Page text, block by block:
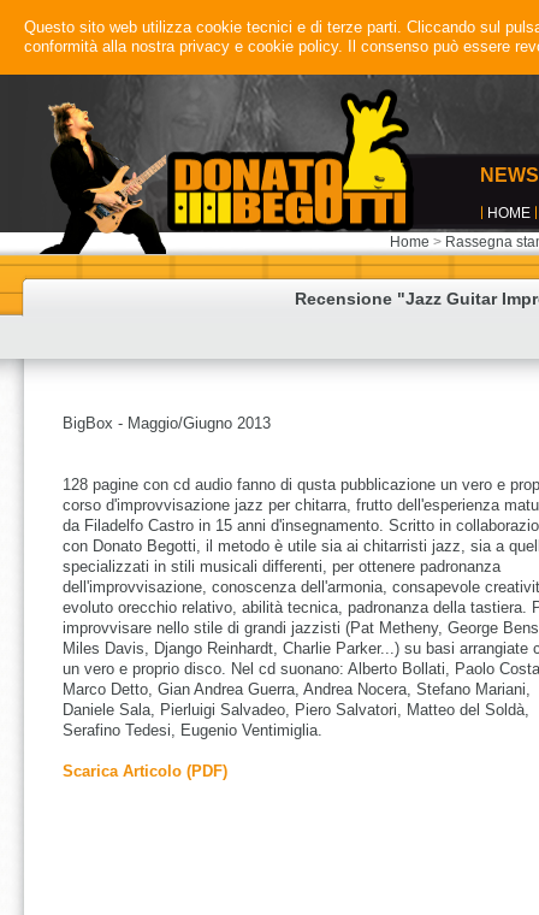
Questo sito web utilizza cookie tecnici e di terze parti. Cliccando sul
conformità alla nostra privacy e cookie policy. Il consenso può essere
NEWS
HOME
Home > Rassegna
Recensione "Jazz Guitar
BigBox - Maggio/Giugno 2013
128 pagine con cd audio fanno di qusta pubblicazione un vero e
corso d'improvvisazione jazz per chitarra, frutto dell'esperienza
da Filadelfo Castro in 15 anni d'insegnamento. Scritto in
con Donato Begotti, il metodo è utile sia ai chitarristi jazz, sia a
specializzati in stili musicali differenti, per ottenere padronanza
dell'improvvisazione, conoscenza dell'armonia, consapevole
evoluto orecchio relativo, abilità tecnica, padronanza della tastiera.
improvvisare nello stile di grandi jazzisti (Pat Metheny, George
Miles Davis, Django Reinhardt, Charlie Parker...) su basi arrangiate
un vero e proprio disco. Nel cd suonano: Alberto Bollati, Paolo
Marco Detto, Gian Andrea Guerra, Andrea Nocera, Stefano Mariani,
Daniele Sala, Pierluigi Salvadeo, Piero Salvatori, Matteo del Soldà,
Serafino Tedesi, Eugenio Ventimiglia.
Scarica Articolo (PDF)